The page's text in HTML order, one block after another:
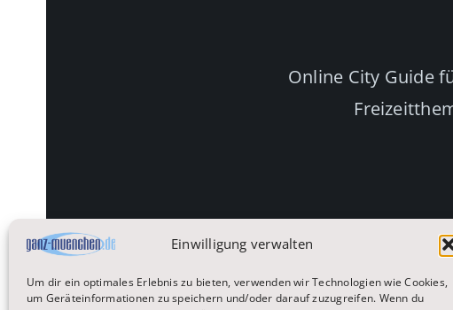
Einwilligung verwalten
Um dir ein optimales Erlebnis zu bieten, verwenden wir Technologien wie Cookies,
um Geräteinformationen zu speichern und/oder darauf zuzugreifen. Wenn du
Online City Guide